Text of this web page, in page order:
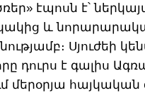
էպոսն է՝
և
Սյուժեի
դուրս է գալիս
մերօրյա հայկական